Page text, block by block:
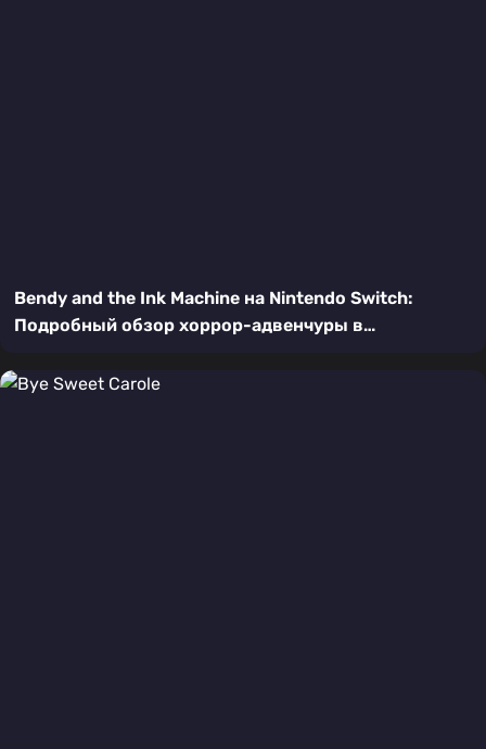
Bendy and the Ink Machine на Nintendo Switch:
Подробный обзор хоррор-адвенчуры в